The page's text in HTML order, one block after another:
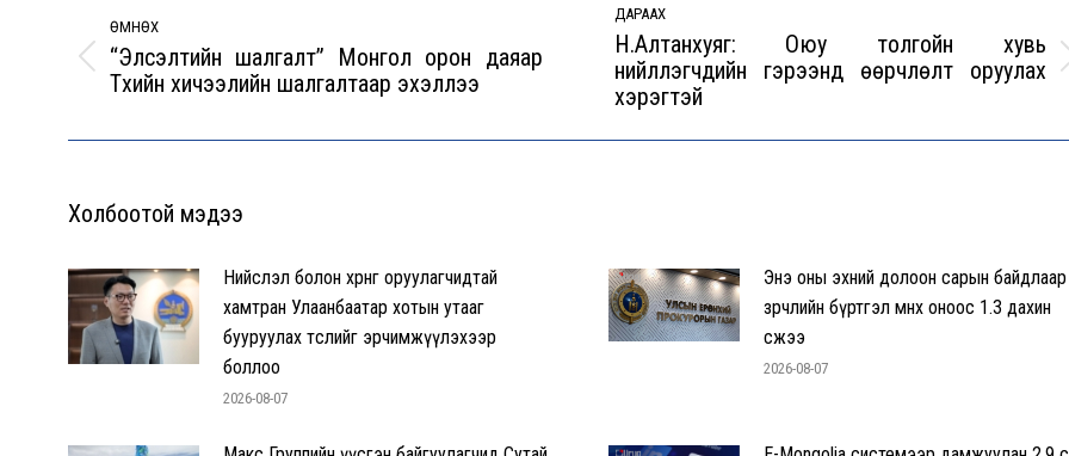
navigation
ӨМНӨХ
Previous
“Элсэлтийн шалгалт” Монгол орон даяар
Түүхийн хичээлийн шалгалтаар эхэллээ
ДАРААХ
Next
post:
Н.Алтанхуяг: Оюу толгойн хувь
нийлүүлэгчдийн гэрээнд өөрчлөлт оруулах
хэрэгтэй
Холбоотой мэдээ
Нийслэл болон хөрөнгө оруулагчидтай
хамтран Улаанбаатар хотын утааг
бууруулах төслийг эрчимжүүлэхээр
боллоо
2026-08-07
Энэ оны эхний долоон сарын байдлаар
зөрчлийн бүртгэл өмнөх оноос 1.3 дахин
өсжээ
2026-08-07